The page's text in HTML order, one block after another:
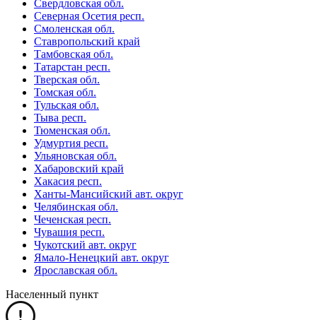
Свердловская обл.
Северная Осетия респ.
Смоленская обл.
Ставропольский край
Тамбовская обл.
Татарстан респ.
Тверская обл.
Томская обл.
Тульская обл.
Тыва респ.
Тюменская обл.
Удмуртия респ.
Ульяновская обл.
Хабаровский край
Хакасия респ.
Ханты-Мансийский авт. округ
Челябинская обл.
Чеченская респ.
Чувашия респ.
Чукотский авт. округ
Ямало-Ненецкий авт. округ
Ярославская обл.
Населенный пункт